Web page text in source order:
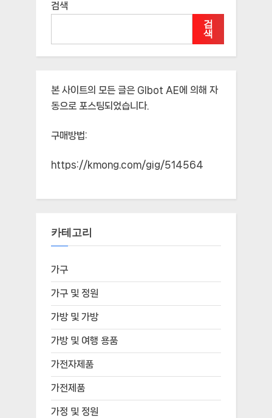
검색
검
색
본 사이트의 모든 글은 Glbot AE에 의해 자
동으로 포스팅되었습니다.
구매방법:
https://kmong.com/gig/514564
카테고리
가구
가구 및 정원
가방 및 가방
가방 및 여행 용품
가전자제품
가전제품
가정 및 정원